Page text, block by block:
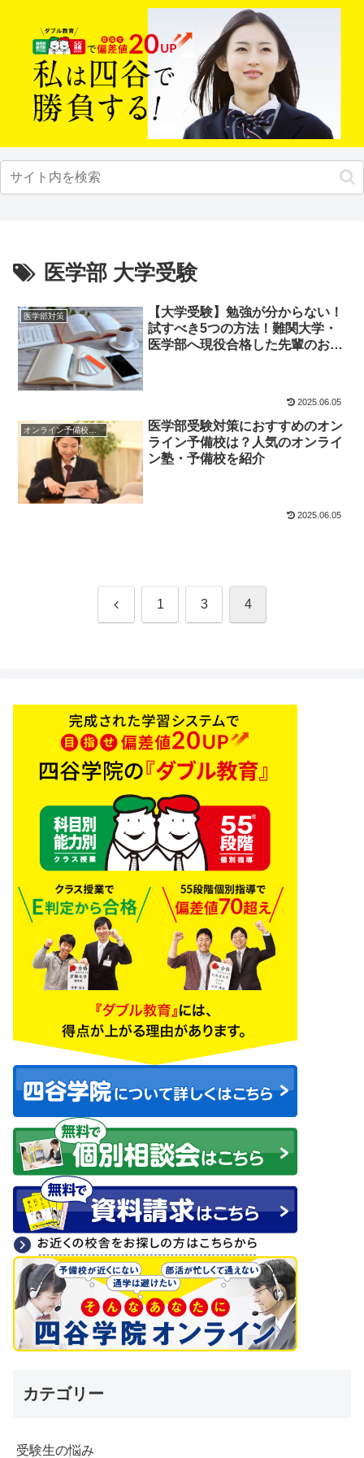
医学部 大学受験
医学部対策
【大学受験】勉強が分からない！
試すべき5つの方法！難関大学・
医学部へ現役合格した先輩のおす
2025.06.05
オンライン予備校・塾の活用法
医学部受験対策におすすめのオン
ライン予備校は？人気のオンライ
ン塾・予備校を紹介
2025.06.05
前 1 3 4
カテゴリー
受験生の悩み